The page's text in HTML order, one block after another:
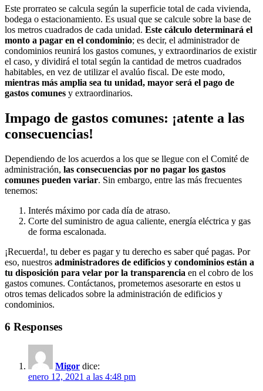
Este prorrateo se calcula según la superficie total de cada vivienda,
bodega o estacionamiento. Es usual que se calcule sobre la base de
los metros cuadrados de cada unidad. Este cálculo determinará el
monto a pagar en el condominio; es decir, el administrador de
condominios reunirá los gastos comunes, y extraordinarios de existir
el caso, y dividirá el total según la cantidad de metros cuadrados
habitables, en vez de utilizar el avalúo fiscal. De este modo,
mientras más amplia sea tu unidad, mayor será el pago de
gastos comunes y extraordinarios.
Impago de gastos comunes: ¡atente a las
consecuencias!
Dependiendo de los acuerdos a los que se llegue con el Comité de
administración, las consecuencias por no pagar los gastos
comunes pueden variar. Sin embargo, entre las más frecuentes
tenemos:
Interés máximo por cada día de atraso.
Corte del suministro de agua caliente, energía eléctrica y gas
de forma escalonada.
¡Recuerda!, tu deber es pagar y tu derecho es saber qué pagas. Por
eso, nuestros administradores de edificios y condominios están a
tu disposición para velar por la transparencia en el cobro de los
gastos comunes. Contáctanos, prometemos asesorarte en estos u
otros temas delicados sobre la administración de edificios y
condominios.
6 Responses
Migor dice:
enero 12, 2021 a las 4:48 pm